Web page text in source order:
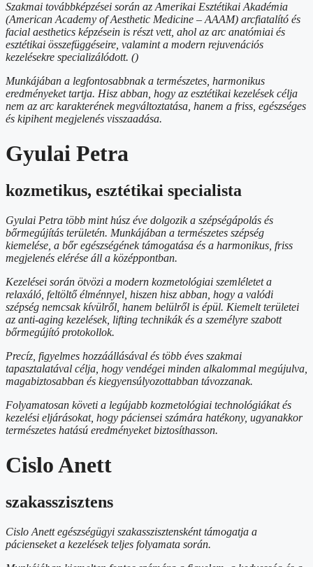
Szakmai továbbképzései során az Amerikai Esztétikai Akadémia
(American Academy of Aesthetic Medicine – AAAM) arcfiatalító és
facial aesthetics képzésein is részt vett, ahol az arc anatómiai és
esztétikai összefüggéseire, valamint a modern rejuvenációs
kezelésekre specializálódott. ()
Munkájában a legfontosabbnak a természetes, harmonikus
eredményeket tartja. Hisz abban, hogy az esztétikai kezelések célja
nem az arc karakterének megváltoztatása, hanem a friss, egészséges
és kipihent megjelenés visszaadása.
Gyulai Petra
kozmetikus, esztétikai specialista
Gyulai Petra több mint húsz éve dolgozik a szépségápolás és
bőrmegújítás területén. Munkájában a természetes szépség
kiemelése, a bőr egészségének támogatása és a harmonikus, friss
megjelenés elérése áll a középpontban.
Kezelései során ötvözi a modern kozmetológiai szemléletet a
relaxáló, feltöltő élménnyel, hiszen hisz abban, hogy a valódi
szépség nemcsak kívülről, hanem belülről is épül. Kiemelt területei
az anti-aging kezelések, lifting technikák és a személyre szabott
bőrmegújító protokollok.
Precíz, figyelmes hozzáállásával és több éves szakmai
tapasztalatával célja, hogy vendégei minden alkalommal megújulva,
magabiztosabban és kiegyensúlyozottabban távozzanak.
Folyamatosan követi a legújabb kozmetológiai technológiákat és
kezelési eljárásokat, hogy páciensei számára hatékony, ugyanakkor
természetes hatású eredményeket biztosíthasson.
Cislo Anett
szakasszisztens
Cislo Anett egészségügyi szakasszisztensként támogatja a
pácienseket a kezelések teljes folyamata során.